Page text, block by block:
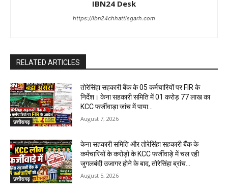
IBN24 Desk
https://ibn24chhattisgarh.com
RELATED ARTICLES
छत्तीसगढ़
तोरेसिंहा सहकारी बैंक के 05 कर्मचारियों पर FIR के
निर्देश। केना सहकारी समिति में 01 करोड़ 77 लाख का
KCC फर्जीवाड़ा जांच में पाया...
August 7, 2026
छत्तीसगढ़
केना सहकारी समिति और तोरेसिंहा सहकारी बैंक के
कर्मचारियों के करोड़ो के KCC फर्जीवाड़े में चल रही
जुगलबंदी उजागर होने के बाद, तोरेसिंहा ब्रांच...
August 5, 2026